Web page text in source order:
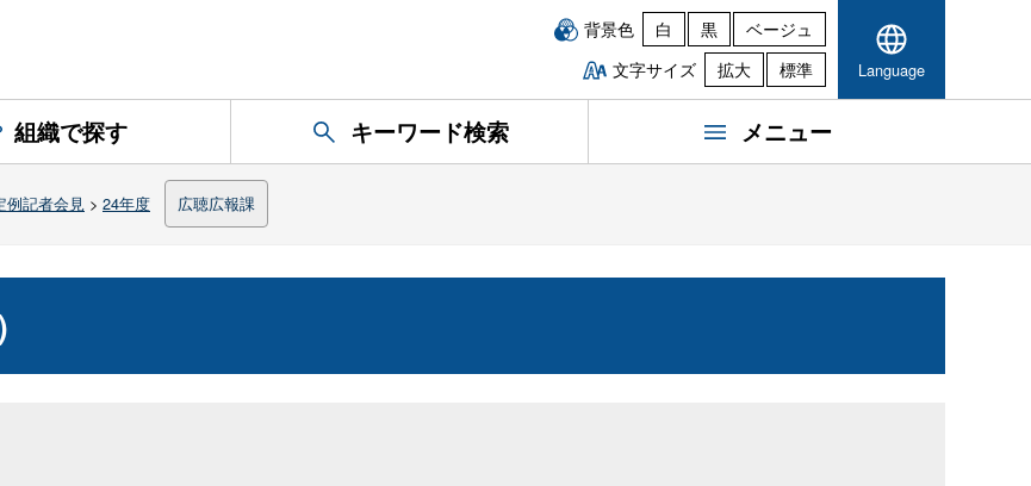
背景色 白 黒
ベージュ
文字サイズ
拡大 標準 Language
組織で探す キーワード検索 メニュー
例記者会見 > 24年度 広聴広報課